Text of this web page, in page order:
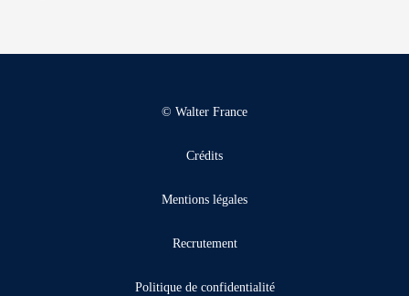
© Walter France
Crédits
Mentions légales
Recrutement
Politique de confidentialité